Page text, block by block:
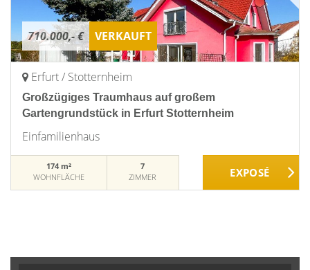
710.000,- € VERKAUFT
Erfurt / Stotternheim
Großzügiges Traumhaus auf großem
Gartengrundstück in Erfurt Stotternheim
Einfamilienhaus
174 m²
WOHNFLÄCHE
7
ZIMMER